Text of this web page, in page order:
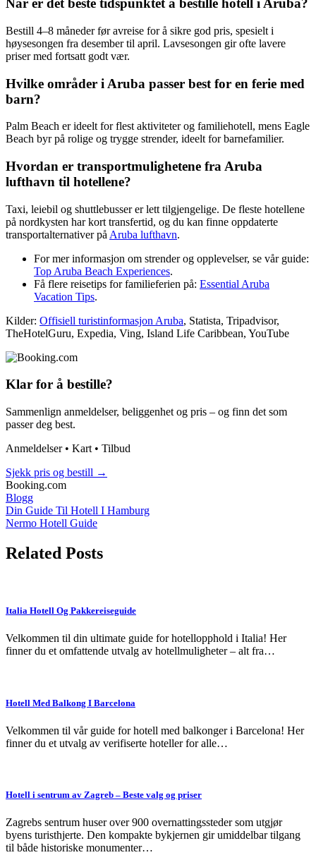
Når er det beste tidspunktet å bestille hotell i Aruba?
Bestill 4–8 måneder før avreise for å sikre god pris, spesielt i
høysesongen fra desember til april. Lavsesongen gir ofte lavere
priser med fortsatt godt vær.
Hvilke områder i Aruba passer best for en ferie med
barn?
Palm Beach er ideelt for flest aktiviteter og familiehotell, mens Eagle
Beach byr på rolige og trygge strender, ideelt for barnefamilier.
Hvordan er transportmulighetene fra Aruba
lufthavn til hotellene?
Taxi, leiebil og shuttlebusser er lett tilgjengelige. De fleste hotellene
på nordkysten har kort transfertid, og du kan finne oppdaterte
transportalternativer på Aruba lufthavn.
For mer informasjon om strender og opplevelser, se vår guide:
Top Aruba Beach Experiences.
Få flere reisetips for familieferien på: Essential Aruba
Vacation Tips.
Kilder: Offisiell turistinformasjon Aruba, Statista, Tripadvisor,
TheHotelGuru, Expedia, Ving, Island Life Caribbean, YouTube
Klar for å bestille?
Sammenlign anmeldelser, beliggenhet og pris – og finn det som
passer deg best.
Anmeldelser • Kart • Tilbud
Sjekk pris og bestill →
Booking.com
Blogg
Post
navigation
Din Guide Til Hotell I Hamburg
Nermo Hotell Guide
Related Posts
Italia Hotell Og Pakkereiseguide
Velkommen til din ultimate guide for hotellopphold i Italia! Her
finner du et omfattende utvalg av hotellmuligheter – alt fra…
Hotell Med Balkong I Barcelona
Velkommen til vår guide for hotell med balkonger i Barcelona! Her
finner du et utvalg av verifiserte hoteller for alle…
Hotell i sentrum av Zagreb – Beste valg og priser
Zagrebs sentrum huser over 900 overnattingssteder som utgjør
byens turisthjerte. Den kompakte bykjernen gir umiddelbar tilgang
til både historiske monumenter…